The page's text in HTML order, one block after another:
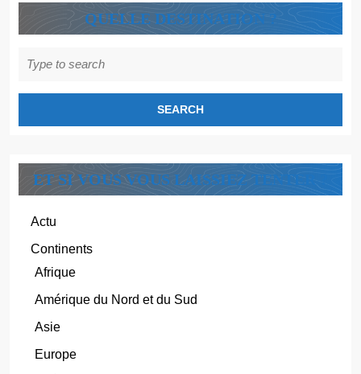
QUELLE DESTINATION ?
for:
ET SI VOUS VOUS LAISSIEZ TENTER ?
Actu
Continents
Afrique
Amérique du Nord et du Sud
Asie
Europe